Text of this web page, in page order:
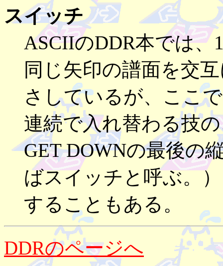
スイッチ
ASCIIのDDR本では
同じ矢印の譜面を交
さしているが、ここ
連続で入れ替わる技
GET DOWNの最後の
ばスイッチと呼ぶ。
することもある。
DDRのページへ